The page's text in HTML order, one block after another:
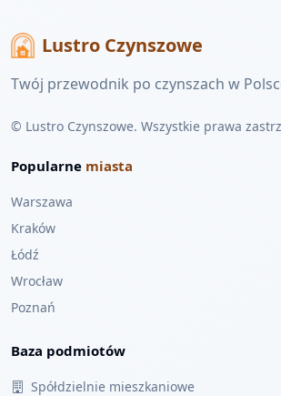
Lustro Czynszowe
Twój przewodnik po czynszach w
© Lustro Czynszowe. Wszystkie prawa
Popularne miasta
Warszawa
Kraków
Łódź
Wrocław
Poznań
Baza podmiotów
Spółdzielnie mieszkaniowe